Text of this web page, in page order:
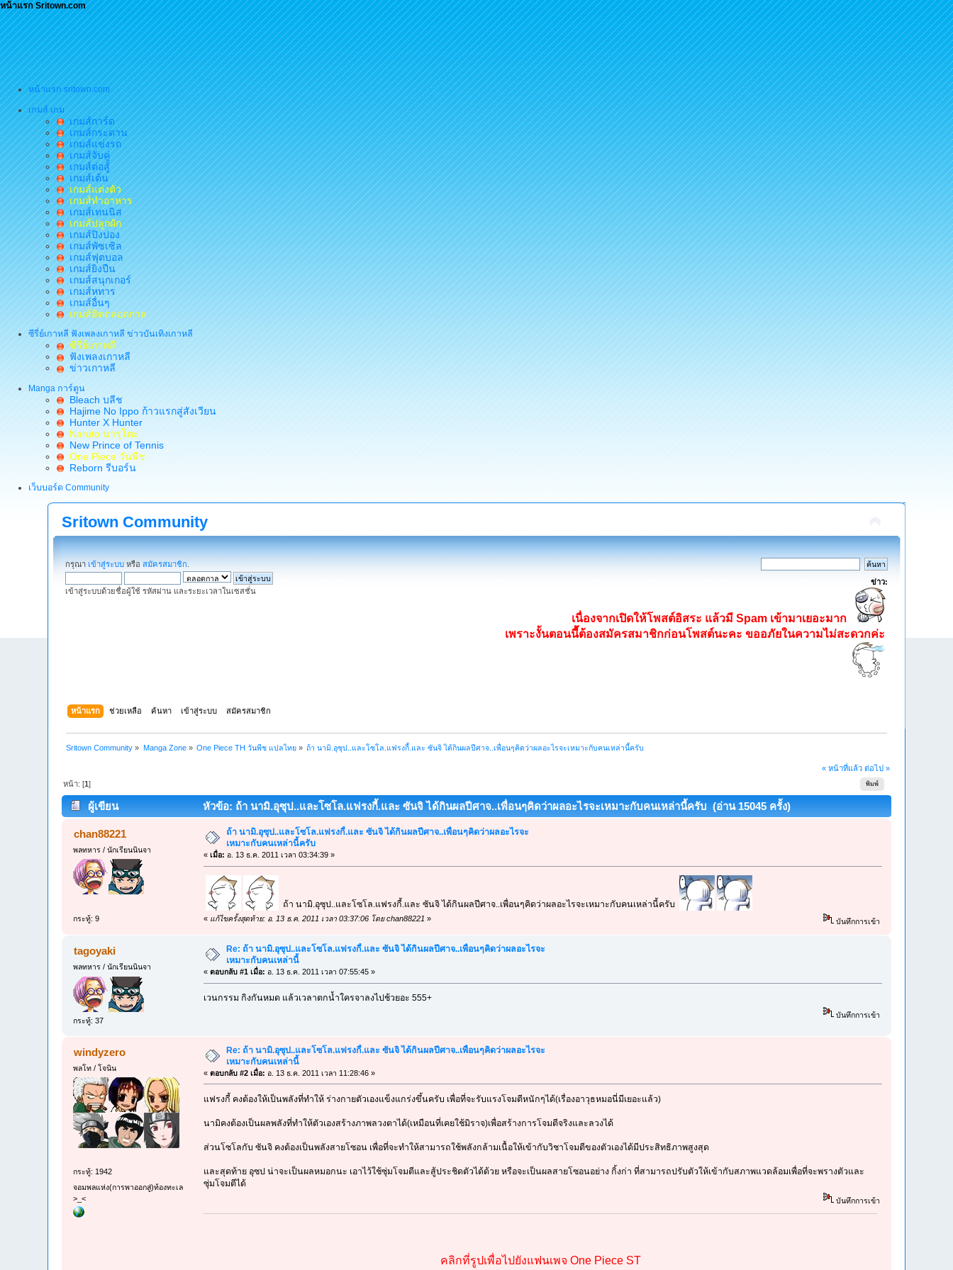
หน้าแรก Sritown.com
หน้าแรก sritown.com
เกมส์ เกม
เกมส์การ์ด
เกมส์กระดาน
เกมส์แข่งรถ
เกมส์จับคู่
เกมส์ต่อสู้
เกมส์เต้น
เกมส์แต่งตัว
เกมส์ทำอาหาร
เกมส์เทนนิส
เกมส์ปลูกผัก
เกมส์ปิงปอง
เกมส์พัซเซิล
เกมส์ฟุตบอล
เกมส์ยิงปืน
เกมส์สนุกเกอร์
เกมส์หทาร
เกมส์อื่นๆ
เกมส์ฮิตตลอดกาล
ซีรี่ย์เกาหลี ฟังเพลงเกาหลี ข่าวบันเทิงเกาหลี
ซีรี่ย์เกาหลี
ฟังเพลงเกาหลี
ข่าวเกาหลี
Manga การ์ตูน
Bleach บลีช
Hajime No Ippo ก้าวแรกสู่สังเวียน
Hunter X Hunter
Naruto นารุโตะ
New Prince of Tennis
One Piece วันพีช
Reborn รีบอร์น
เว็บบอร์ด Community
Sritown Community
กรุณา เข้าสู่ระบบ หรือสมัครสมาชิก
เข้าสู่ระบบด้วยชื่อผู้ใช้ รหัสผ่าน และระยะเวลาในเซสชั่น
ข่าว:
เนื่องจากเปิดให้โพสต์อิสระ แล้วมี Spam เข้ามาเยอะมาก
เพราะงั้นตอนนี้ต้องสมัครสมาชิกก่อนโพสต์นะคะ ขออภัยในความไม่สะดวกค่ะ
หน้าแรก ช่วยเหลือ ค้นหา เข้าสู่ระบบ สมัครสมาชิก
Sritown Community » Manga Zone» One Piece TH วันพีช แปลไทย » ถ้า นามิ.อุซุป..และโซโล.แฟรงกี้.และ ซันจิ ได้กินผลปีศาจ..เพื่อนๆคิดว่าผลอะไรจะเหมาะกับคนเหล่านี้ครับ
« หน้าที่แล้ว ต่อไป »
พิมพ์
หน้า: [1]
ผู้เขียน หัวข้อ: ถ้า นามิ.อุซุป..และโซโล.แฟรงกี้.และ ซันจิ ได้กินผลปีศาจ..เพื่อนๆคิดว่าผลอะไรจะเหมาะกับคนเหล่านี้ครับ (อ่าน 15045 ครั้ง)
chan88221
พลทหาร / นักเรียนนินจา
กระทู้: 9
ถ้า นามิ.อุซุป..และโซโล.แฟรงกี้.และ ซันจิ ได้กินผลปีศาจ..เพื่อนๆคิดว่าผลอะไรจะ
เหมาะกับคนเหล่านี้ครับ
« เมื่อ: อ. 13 ธ.ค. 2011 เวลา 03:34:39 »
ถ้า นามิ.อุซุป..และโซโล.แฟรงกี้.และ ซันจิ ได้กินผลปีศาจ..เพื่อนๆคิดว่าผลอะไรจะเหมาะกับคนเหล่านี้ครับ
« แก้ไขครั้งสุดท้าย: อ. 13 ธ.ค. 2011 เวลา 03:37:06 โดย chan88221 » บันทึกการเข้า
tagoyaki
พลทหาร / นักเรียนนินจา
กระทู้: 37
Re: ถ้า นามิ.อุซุป..และโซโล.แฟรงกี้.และ ซันจิ ได้กินผลปีศาจ..เพื่อนๆคิดว่าผลอะไรจะ
เหมาะกับคนเหล่านี้
« ตอบกลับ #1 เมื่อ: อ. 13 ธ.ค. 2011 เวลา 07:55:45 »
เวนกรรม กิงกันหมด แล้วเวลาตกน้ำใครจาลงไปช้วยอะ 555+
บันทึกการเข้า
windyzero
พลโท / โจนิน
กระทู้: 1942
จอมพลแห่ง(การพาออกสู่)ท้องทะเล
>_<
Re: ถ้า นามิ.อุซุป..และโซโล.แฟรงกี้.และ ซันจิ ได้กินผลปีศาจ..เพื่อนๆคิดว่าผลอะไรจะ
เหมาะกับคนเหล่านี้
« ตอบกลับ #2 เมื่อ: อ. 13 ธ.ค. 2011 เวลา 11:28:46 »
แฟรงกี้ คงต้องให้เป็นพลังที่ทำให้ ร่างกายตัวเองแข็งแกร่งขึ้นครับ เพื่อที่จะรับแรงโจมตีหนักๆได้(เรื่องอาวุธหมอนี่มีเยอะแล้ว)
นามิคงต้องเป็นผลพลังที่ทำให้ตัวเองสร้างภาพลวงตาได้(เหมือนที่เคยใช้มิราจ)เพื่อสร้างการโจมตีจริงและลวงได้
ส่วนโซโลกับ ซันจิ คงต้องเป็นพลังสายโซอน เพื่อที่จะทำให้สามารถใช้พลังกล้ามเนื้อให้เข้ากับวิชาโจมตีของตัวเองได้มีประสิทธิภาพสูงสุด
และสุดท้าย อุซป น่าจะเป็นผลหมอกนะ เอาไว้ใช้ซุ่มโจมตีและสู้ประชิดตัวได้ด้วย หรือจะเป็นผลสายโซอนอย่าง กิ้งก่า ที่สามารถปรับตัวให้เข้ากับสภาพแวดล้อมเพื่อที่จะพรางตัวและ
ซุ่มโจมตีได้
บันทึกการเข้า
คลิกที่รูปเพื่อไปยังแฟนเพจ One Piece ST